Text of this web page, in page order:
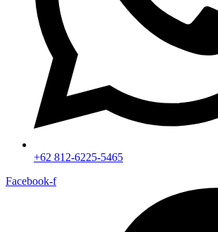
+62 812-6225-5465
Facebook-f